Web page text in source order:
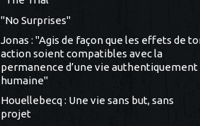
"No Surprises"
Jonas : "Agis de façon que les effets de
action soient compatibles avec la
permanence d’une vie authentiquement
humaine"
Houellebecq : Une vie sans but, sans
projet